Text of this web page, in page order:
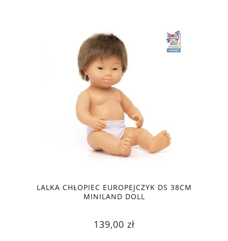
LALKA CHŁOPIEC EUROPEJCZYK DS 38CM
MINILAND DOLL
139,00 zł